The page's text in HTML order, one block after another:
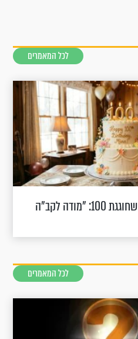
לכל המאמרים
שורדת השואה שחוגגת 100: "מודה לקב"ה
לכל המאמרים